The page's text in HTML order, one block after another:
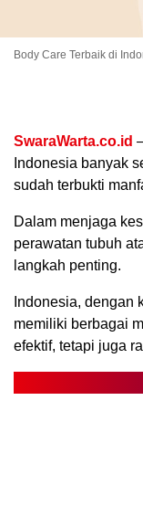
Body Care Terbaik di
SwaraWarta.co.id
Indonesia banyak
sudah terbukti
Dalam menjaga
perawatan tubuh
langkah penting.
Indonesia, dengan
memiliki berbagai
efektif, tetapi juga